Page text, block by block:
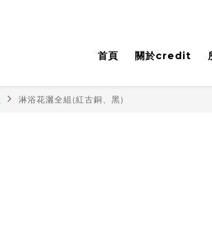
首頁 關於credit
淋浴花灑全組(紅古銅、黑)